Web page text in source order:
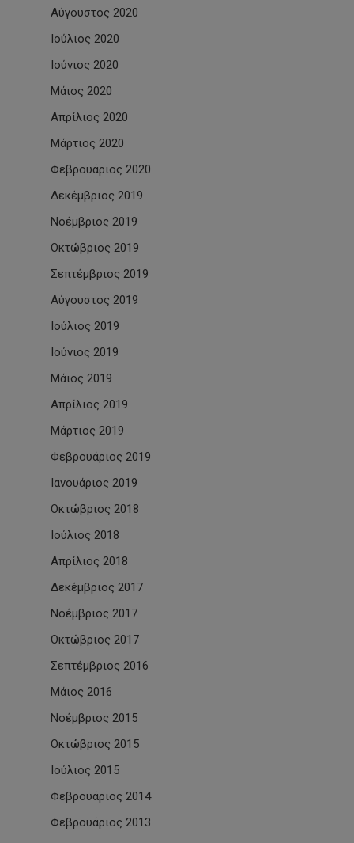
Αύγουστος 2020
Ιούλιος 2020
Ιούνιος 2020
Μάιος 2020
Απρίλιος 2020
Μάρτιος 2020
Φεβρουάριος 2020
Δεκέμβριος 2019
Νοέμβριος 2019
Οκτώβριος 2019
Σεπτέμβριος 2019
Αύγουστος 2019
Ιούλιος 2019
Ιούνιος 2019
Μάιος 2019
Απρίλιος 2019
Μάρτιος 2019
Φεβρουάριος 2019
Ιανουάριος 2019
Οκτώβριος 2018
Ιούλιος 2018
Απρίλιος 2018
Δεκέμβριος 2017
Νοέμβριος 2017
Οκτώβριος 2017
Σεπτέμβριος 2016
Μάιος 2016
Νοέμβριος 2015
Οκτώβριος 2015
Ιούλιος 2015
Φεβρουάριος 2014
Φεβρουάριος 2013